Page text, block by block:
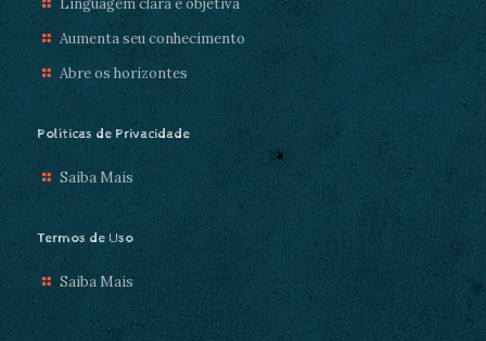
Linguagem clara e objetiva
Aumenta seu conhecimento
Abre os horizontes
Políticas de Privacidade
Saiba Mais
Termos de Uso
Saiba Mais